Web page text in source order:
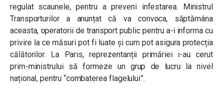
regulat scaunele, pentru a preveni infestarea. Ministrul
Transporturilor a anunțat că va convoca, săptămâna
aceasta, operatorii de transport public pentru a-i informa cu
privire la ce măsuri pot fi luate și cum pot asigura protecția
călătorilor. La Paris, reprezentanții primăriei i-au cerut
prim-ministrului să formeze un grup de lucru la nivel
național, pentru “combaterea flagelului”.